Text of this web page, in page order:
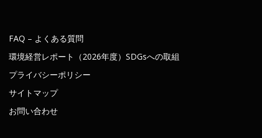
FAQ – よくある質問
環境経営レポート（2026年度）SDGsへの取組
プライバシーポリシー
サイトマップ
お問い合わせ